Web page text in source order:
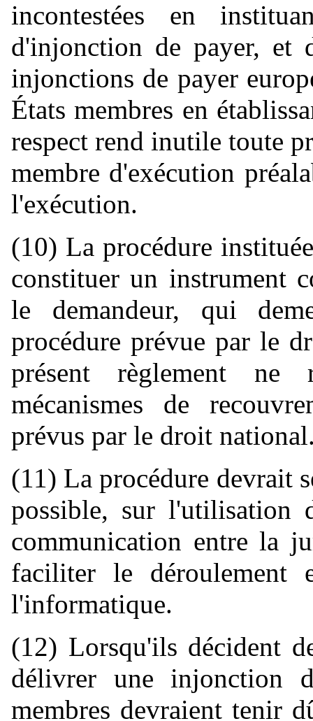
incontestées en
d'injonction de payer, et
injonctions de payer
États membres en
respect rend inutile toute
membre d'exécution
l'exécution.
(10) La procédure
constituer un instrument
le demandeur, qui
procédure prévue par le
présent règlement ne
mécanismes de
prévus par le droit
(11) La procédure devrait
possible, sur l'utilisation
communication entre la
faciliter le déroulement
l'informatique.
(12) Lorsqu'ils décident
délivrer une injonction
membres devraient tenir